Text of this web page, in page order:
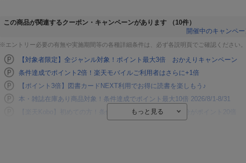
この商品が関連するクーポン・キャンペーンがあります
（10件）
開催中のキャンペ
※エントリー必要の有無や実施期間等の各種詳細条件は、必ず各説明頁でご確認ください。
【対象者限定】全ジャンル対象！ポイント最大3倍 おかえりキャンペーン
条件達成でポイント2倍！楽天モバイルご利用者はさらに+1倍
【ポイント3倍】図書カードNEXT利用でお得に読書を楽しもう♪
本・雑誌在庫あり商品対象！条件達成でポイント最大10倍 2026/8/1-8/31
【楽天Kobo】初めての方！条件達成で楽天ブックス購入分がポイント20倍